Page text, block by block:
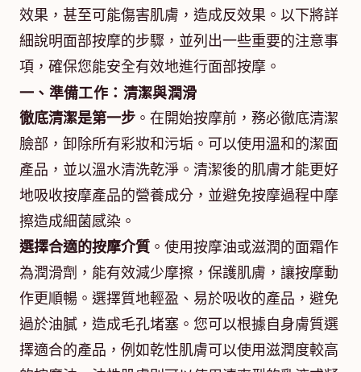
效果，甚至可能傷害肌膚，造成反效果。以下將詳
細說明面部按摩的步驟，並列出一些重要的注意事
項，確保您能安全有效地進行面部按摩。
一、準備工作：清潔與潤滑
徹底清潔是第一步 。在開始按摩前，務必徹底清潔
臉部，卸除所有彩妝和污垢。可以使用溫和的潔面
產品，並以溫水清洗乾淨。清潔後的肌膚才能更好
地吸收按摩產品的營養成分，並避免按摩過程中摩
擦造成細菌感染。
選擇合適的按摩介質 。使用按摩油或滋潤的面霜作
為潤滑劑，能有效減少摩擦，保護肌膚，讓按摩動
作更順暢。選擇質地輕盈、易於吸收的產品，避免
過於油膩，造成毛孔堵塞。您可以根據自身膚質選
擇適合的產品，例如乾性肌膚可以使用滋潤度較高